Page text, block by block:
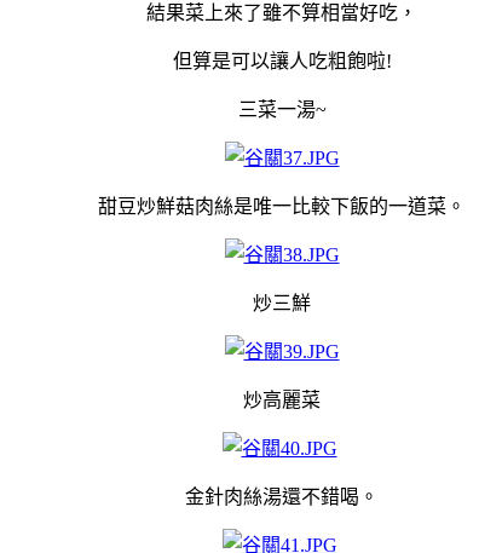
結果菜上來了雖不算相當好吃，
但算是可以讓人吃粗飽啦!
三菜一湯~
甜豆炒鮮菇肉絲是唯一比較下飯的一道菜。
炒三鮮
炒高麗菜
金針肉絲湯還不錯喝。